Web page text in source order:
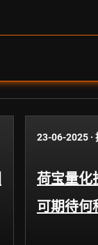
23-06-2025 ·
荷宝量化
可期待何